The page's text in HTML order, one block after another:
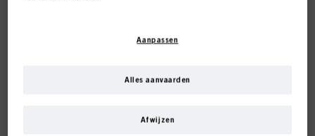
ID-nr. 3056721
aangegeven in onze Gegevensbeschermingsverklaring waarnaar een link in
te meten en te optimaliseren, om u
website en uw commerciële interacties met ons (respectievelijk het bedrijf
waarvoor u werkt) analyseren en op basis daarvan uw aankopen van onze
Aanpassen
Afwijzen
Alles aanvaarden